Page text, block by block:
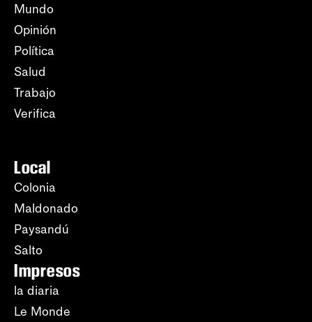
Mundo
Opinión
Política
Salud
Trabajo
Verifica
Local
Colonia
Maldonado
Paysandú
Salto
Impresos
la diaria
Le Monde